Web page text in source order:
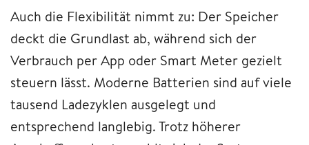
Auch die Flexibilität nimmt zu: Der Speicher
deckt die Grundlast ab, während sich der
Verbrauch per App oder Smart Meter gezielt
steuern lässt. Moderne Batterien sind auf viele
tausend Ladezyklen ausgelegt und
entsprechend langlebig. Trotz höherer